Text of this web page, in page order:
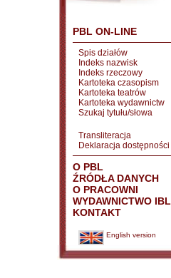
PBL ON-LINE
Spis działów
Indeks nazwisk
Indeks rzeczowy
Kartoteka czasopism
Kartoteka teatrów
Kartoteka wydawnictw
Szukaj tytułu/słowa
Transliteracja
Deklaracja dostępności
O PBL
ŹRÓDŁA DANYCH
O PRACOWNI
WYDAWNICTWO IBL
KONTAKT
English version